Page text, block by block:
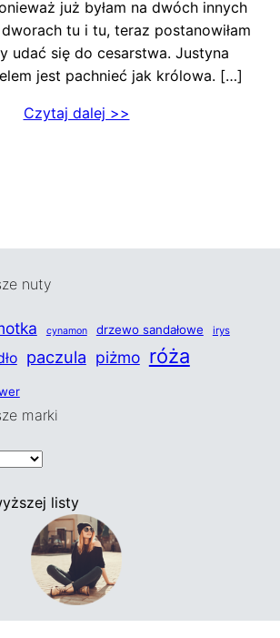
już byłam na dwóch innych
tu i tu, teraz postanowiłam
udać się do cesarstwa. Justyna
jest pachnieć jak królowa. […]
Czytaj dalej >>
nuty
cynamon drzewo sandałowe irys
paczula piżmo róża
marki
listy